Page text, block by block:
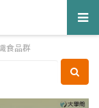
食品群